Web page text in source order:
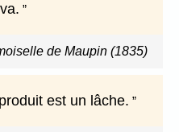
de Maupin (1835)
est un lâche.